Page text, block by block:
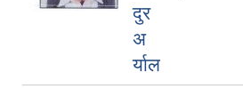
दुर
अ
र्याल